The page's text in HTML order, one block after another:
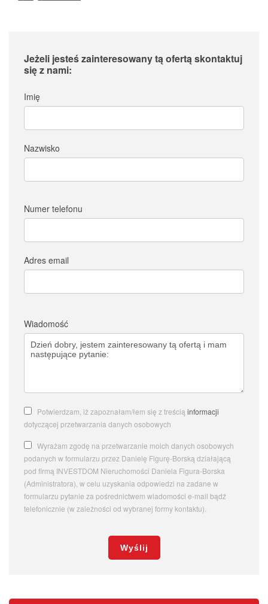
Jeżeli jesteś zainteresowany tą ofertą skontaktuj
się z nami:
Imię
Nazwisko
Numer telefonu
Adres email
Wiadomość
Potwierdzam, iż zapoznałam/łem się z treściąinformacji
dotyczącej przetwarzania danych osobowych
Wyrażam zgodę na przetwarzanie moich danych osobowych
podanych w formularzu przez Danielę Figurę-Borską działającą
pod firmą INVESTDOM Nieruchomości Daniela Figura-Borska
(Administratora), w celu uzyskania odpowiedzi na zadane w
formularzu pytanie za pośrednictwem wiadomości e-mail bądź
telefonicznie (w zależności od wybranej formy kontaktu).
Wyślij